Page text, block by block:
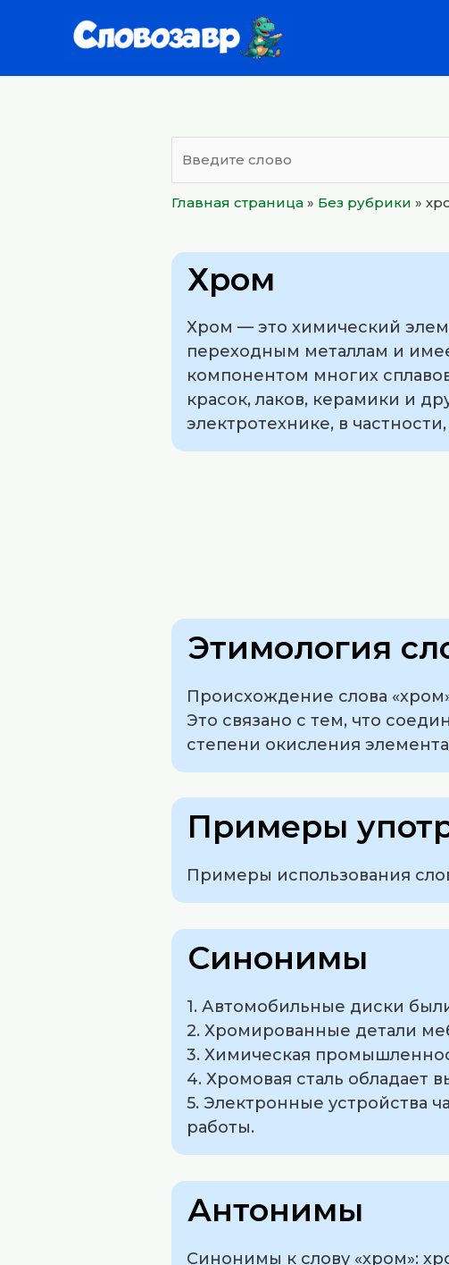
Главная страница » Без рубрики »
Хром
Хром — это химический
переходным металлам и
компонентом многих
красок, лаков, керамики и
электротехнике, в
Этимология
Происхождение слова
Это связано с тем, что
степени окисления
Примеры
Примеры использования
Синонимы
1. Автомобильные диски
2. Хромированные детали
3. Химическая
4. Хромовая сталь обладает
5. Электронные устройства
работы.
Антонимы
Синонимы к слову «хром»: